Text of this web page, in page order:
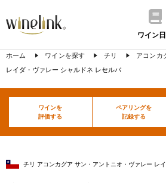
ワイン
ホーム ワインを探す チリ アコンカ
レイダ・ヴァレー シャルドネ レセルバ
ワインを
評価する
ペアリングを
記録する
チリ アコンカグア サン・アントニオ・ヴァレー レ